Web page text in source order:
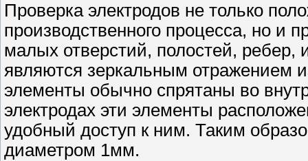
Проверка электродов не только
производственного процесса, но и
малых отверстий, полостей, ребер,
являются зеркальным отражением
элементы обычно спрятаны во
электродах эти элементы
удобный доступ к ним. Таким
диаметром 1мм.